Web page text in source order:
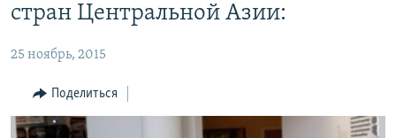
содержанию
Вернутся
навигации
Вернутся
КОНТАКТЫ
RFE/RL ДИРЕКТ
НАСТОЯЩЕЕ ВРЕМЯ
МИГРАНТ МЕДИА
стран Центральной Азии:
25 ноябрь, 2015
Поделиться